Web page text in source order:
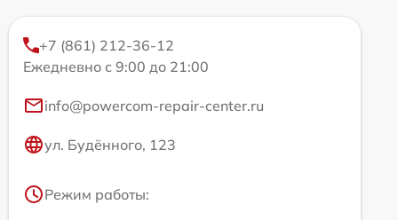
+7 (861) 212-36-12
Ежедневно с 9:00 до 21:00
info@powercom-repair-center.ru
ул. Будённого, 123
Режим работы: